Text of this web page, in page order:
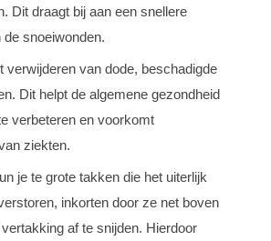
Dit draagt bij aan een snellere
snoeiwonden.
verwijderen van dode, beschadigde
Dit helpt de algemene gezondheid
verbeteren en voorkomt
ziekten.
je te grote takken die het uiterlijk
inkorten door ze net boven
af te snijden. Hierdoor